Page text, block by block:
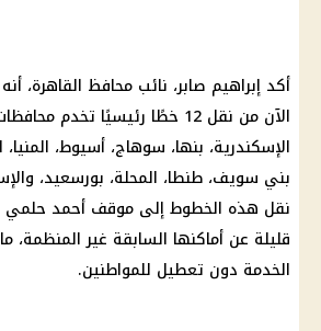
أكد إبراهيم صابر، نائب محافظ القاهرة،
الآن من نقل 12 خطًا رئيسيًا
الإسكندرية، بنها، سوهاج، أسيوط، المنيا،
بني سويف، طنطا، المحلة، بورسعيد،
نقل هذه الخطوط إلى موقف أحمد حلمي
قليلة عن أماكنها السابقة غير المنظمة،
الخدمة دون تعطيل للمواطنين.